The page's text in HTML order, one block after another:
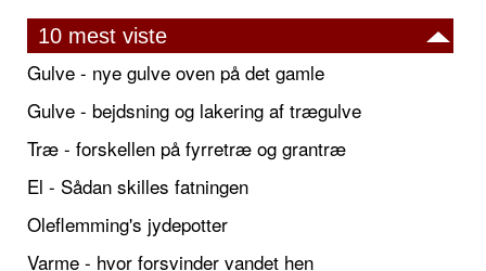
10 mest viste
Gulve - nye gulve oven på det gamle
Gulve - bejdsning og lakering af trægulve
Træ - forskellen på fyrretræ og grantræ
El - Sådan skilles fatningen
Oleflemming's jydepotter
Varme - hvor forsvinder vandet hen